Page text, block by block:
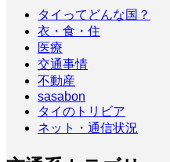
タイってどんな国？
衣・食・住
医療
交通事情
不動産
sasabon
タイのトリビア
ネット・通信状況